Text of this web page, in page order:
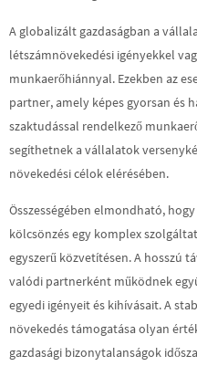
A globalizált gazdaságban a
létszámnövekedési igényekkel
munkaerőhiánnyal. Ezekben az
partner, amely képes gyorsan és
szaktudással rendelkező
segíthetnek a vállalatok
növekedési célok elérésében.
Összességében elmondható,
kölcsönzés egy komplex
egyszerű közvetítésen. A hosszú
valódi partnerként működnek
egyedi igényeit és kihívásait. A
növekedés támogatása olyan
gazdasági bizonytalanságok